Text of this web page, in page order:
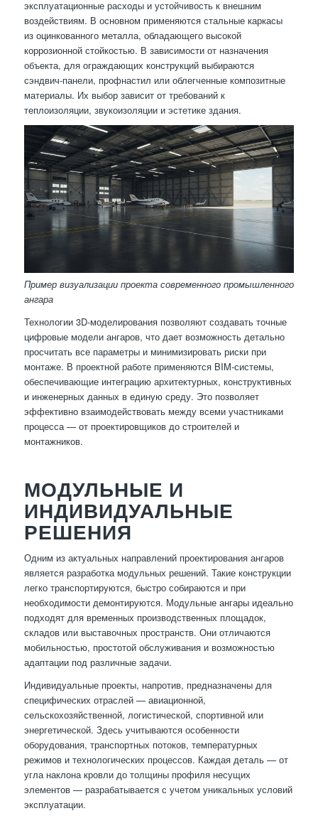
эксплуатационные расходы и устойчивость к внешним
воздействиям. В основном применяются стальные каркасы
из оцинкованного металла, обладающего высокой
коррозионной стойкостью. В зависимости от назначения
объекта, для ограждающих конструкций выбираются
сэндвич-панели, профнастил или облегченные композитные
материалы. Их выбор зависит от требований к
теплоизоляции, звукоизоляции и эстетике здания.
Пример визуализации проекта современного промышленного
ангара
Технологии 3D-моделирования позволяют создавать точные
цифровые модели ангаров, что дает возможность детально
просчитать все параметры и минимизировать риски при
монтаже. В проектной работе применяются BIM-системы,
обеспечивающие интеграцию архитектурных, конструктивных
и инженерных данных в единую среду. Это позволяет
эффективно взаимодействовать между всеми участниками
процесса — от проектировщиков до строителей и
монтажников.
МОДУЛЬНЫЕ И
ИНДИВИДУАЛЬНЫЕ
РЕШЕНИЯ
Одним из актуальных направлений проектирования ангаров
является разработка модульных решений. Такие конструкции
легко транспортируются, быстро собираются и при
необходимости демонтируются. Модульные ангары идеально
подходят для временных производственных площадок,
складов или выставочных пространств. Они отличаются
мобильностью, простотой обслуживания и возможностью
адаптации под различные задачи.
Индивидуальные проекты, напротив, предназначены для
специфических отраслей — авиационной,
сельскохозяйственной, логистической, спортивной или
энергетической. Здесь учитываются особенности
оборудования, транспортных потоков, температурных
режимов и технологических процессов. Каждая деталь — от
угла наклона кровли до толщины профиля несущих
элементов — разрабатывается с учетом уникальных условий
эксплуатации.